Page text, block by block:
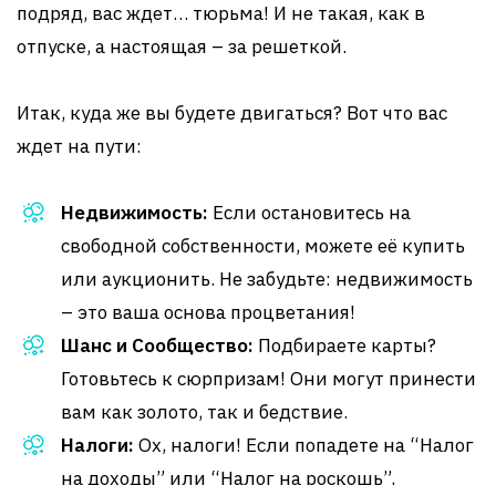
подряд, вас ждет… тюрьма! И не такая, как в
отпуске, а настоящая – за решеткой.
Итак, куда же вы будете двигаться? Вот что вас
ждет на пути:
Недвижимость: Если остановитесь на
свободной собственности, можете её купить
или аукционить. Не забудьте: недвижимость
– это ваша основа процветания!
Шанс и Сообщество: Подбираете карты?
Готовьтесь к сюрпризам! Они могут принести
вам как золото, так и бедствие.
Налоги: Ох, налоги! Если попадете на “Налог
на доходы” или “Налог на роскошь”,